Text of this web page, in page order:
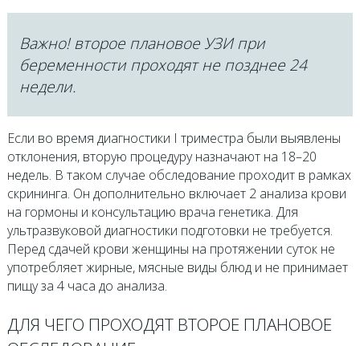
Важно! второе плановое УЗИ при
беременности проходят не позднее 24
недели.
Если во время диагностики I триместра были выявлены
отклонения, вторую процедуру назначают на 18–20
недель. В таком случае обследование проходит в рамках
скрининга. Он дополнительно включает 2 анализа крови
на гормоны и консультацию врача генетика. Для
ультразвуковой диагностики подготовки не требуется.
Перед сдачей крови женщины на протяжении суток не
употребляет жирные, мясные виды блюд и не принимает
пищу за 4 часа до анализа.
ДЛЯ ЧЕГО ПРОХОДЯТ ВТОРОЕ ПЛАНОВОЕ